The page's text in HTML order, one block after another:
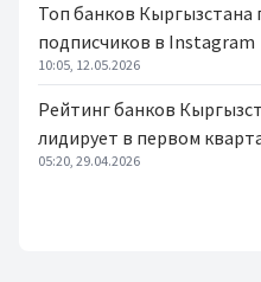
Топ банков Кыргызстана
подписчиков в Instagram
10:05, 12.05.2026
Рейтинг банков
лидирует в первом
05:20, 29.04.2026